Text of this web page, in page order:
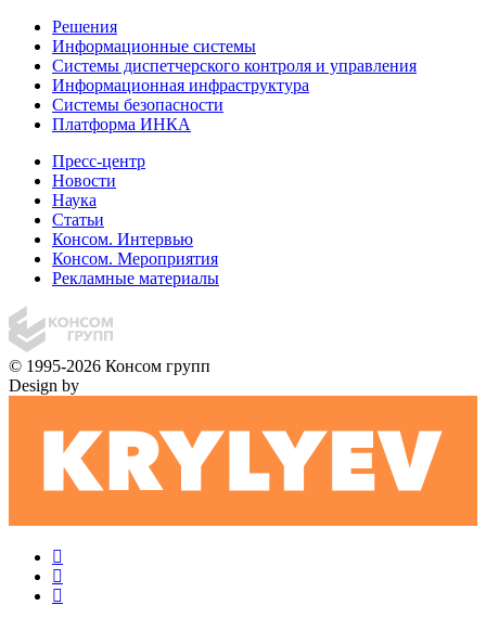
Решения
Информационные системы
Системы диспетчерского контроля и управления
Информационная инфраструктура
Системы безопасности
Платформа ИНКА
Пресс-центр
Новости
Наука
Статьи
Консом. Интервью
Консом. Мероприятия
Рекламные материалы
© 1995-2026 Консом групп
Design by